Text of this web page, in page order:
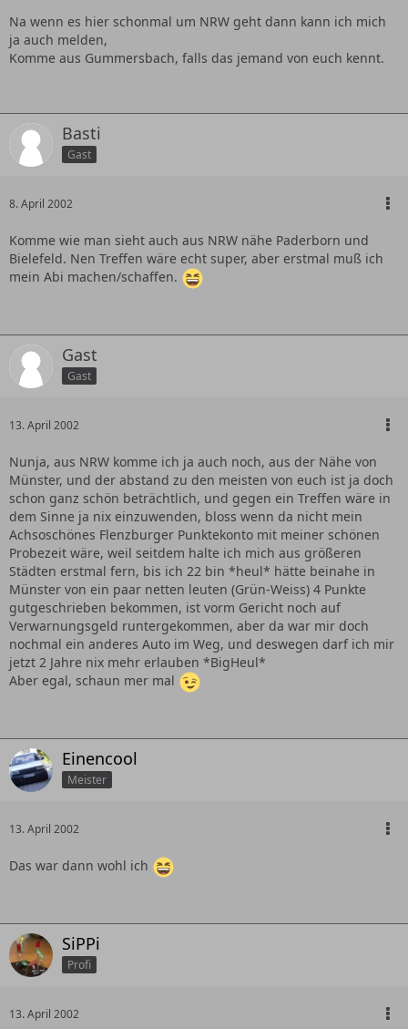
Na wenn es hier schonmal um NRW geht dann kann ich mich
ja auch melden,
Komme aus Gummersbach, falls das jemand von euch kennt.
Basti
Gast
8. April 2002
Komme wie man sieht auch aus NRW nähe Paderborn und
Bielefeld. Nen Treffen wäre echt super, aber erstmal muß ich
mein Abi machen/schaffen.
Gast
Gast
13. April 2002
Nunja, aus NRW komme ich ja auch noch, aus der Nähe von
Münster, und der abstand zu den meisten von euch ist ja doch
schon ganz schön beträchtlich, und gegen ein Treffen wäre in
dem Sinne ja nix einzuwenden, bloss wenn da nicht mein
Achsoschönes Flenzburger Punktekonto mit meiner schönen
Probezeit wäre, weil seitdem halte ich mich aus größeren
Städten erstmal fern, bis ich 22 bin *heul* hätte beinahe in
Münster von ein paar netten leuten (Grün-Weiss) 4 Punkte
gutgeschrieben bekommen, ist vorm Gericht noch auf
Verwarnungsgeld runtergekommen, aber da war mir doch
nochmal ein anderes Auto im Weg, und deswegen darf ich mir
jetzt 2 Jahre nix mehr erlauben *BigHeul*
Aber egal, schaun mer mal
Einencool
Meister
13. April 2002
Das war dann wohl ich
SiPPi
Profi
13. April 2002